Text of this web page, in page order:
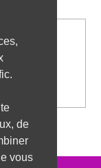
de
vous